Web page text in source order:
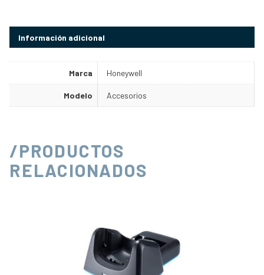
Información adicional
Marca Honeywell
Modelo Accesorios
/PRODUCTOS
RELACIONADOS